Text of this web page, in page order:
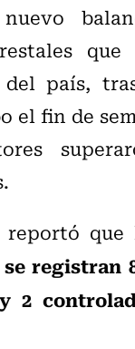
país,
el fin de
reportó que
se registran
2